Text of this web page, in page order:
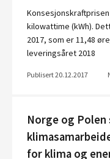
kilowattime (kWh).
2017, som er 11,48
leveringsåret 2018
Publisert 20.12.2017
Norge og
for klima og